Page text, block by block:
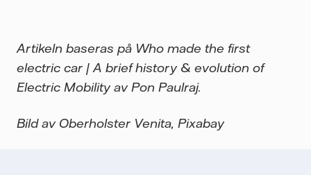
Artikeln baseras på Who made the first
electric car | A brief history & evolution of
Electric Mobility av Pon Paulraj.
Bild av Oberholster Venita, Pixabay